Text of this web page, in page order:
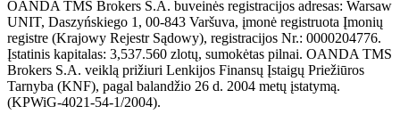
OANDA TMS Brokers S.A. buveinės registracijos adresas: Warsaw
UNIT, Daszyńskiego 1, 00-843 Varšuva, įmonė registruota Įmonių
registre (Krajowy Rejestr Sądowy), registracijos Nr.: 0000204776.
Įstatinis kapitalas: 3,537.560 zlotų, sumokėtas pilnai. OANDA TMS
Brokers S.A. veiklą prižiuri Lenkijos Finansų Įstaigų Priežiūros
Tarnyba (KNF), pagal balandžio 26 d. 2004 metų įstatymą.
(KPWiG-4021-54-1/2004).